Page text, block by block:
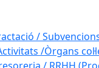
/
/Òrgans